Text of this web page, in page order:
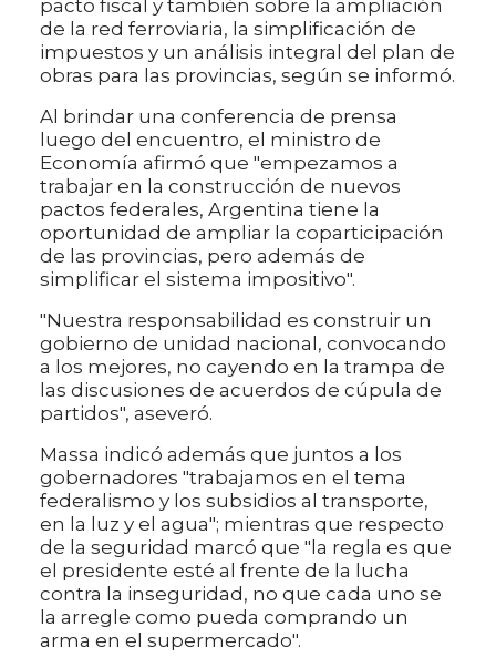
pacto fiscal y también sobre la ampliación
de la red ferroviaria, la simplificación de
impuestos y un análisis integral del plan de
obras para las provincias, según se informó.
Al brindar una conferencia de prensa
luego del encuentro, el ministro de
Economía afirmó que "empezamos a
trabajar en la construcción de nuevos
pactos federales, Argentina tiene la
oportunidad de ampliar la coparticipación
de las provincias, pero además de
simplificar el sistema impositivo".
"Nuestra responsabilidad es construir un
gobierno de unidad nacional, convocando
a los mejores, no cayendo en la trampa de
las discusiones de acuerdos de cúpula de
partidos", aseveró.
Massa indicó además que juntos a los
gobernadores "trabajamos en el tema
federalismo y los subsidios al transporte,
en la luz y el agua"; mientras que respecto
de la seguridad marcó que "la regla es que
el presidente esté al frente de la lucha
contra la inseguridad, no que cada uno se
la arregle como pueda comprando un
arma en el supermercado".